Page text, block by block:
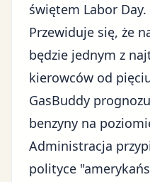
świętem Labor Day.
Przewiduje się, że
będzie jednym z
kierowców od
GasBuddy
benzyny na
Administracja
polityce